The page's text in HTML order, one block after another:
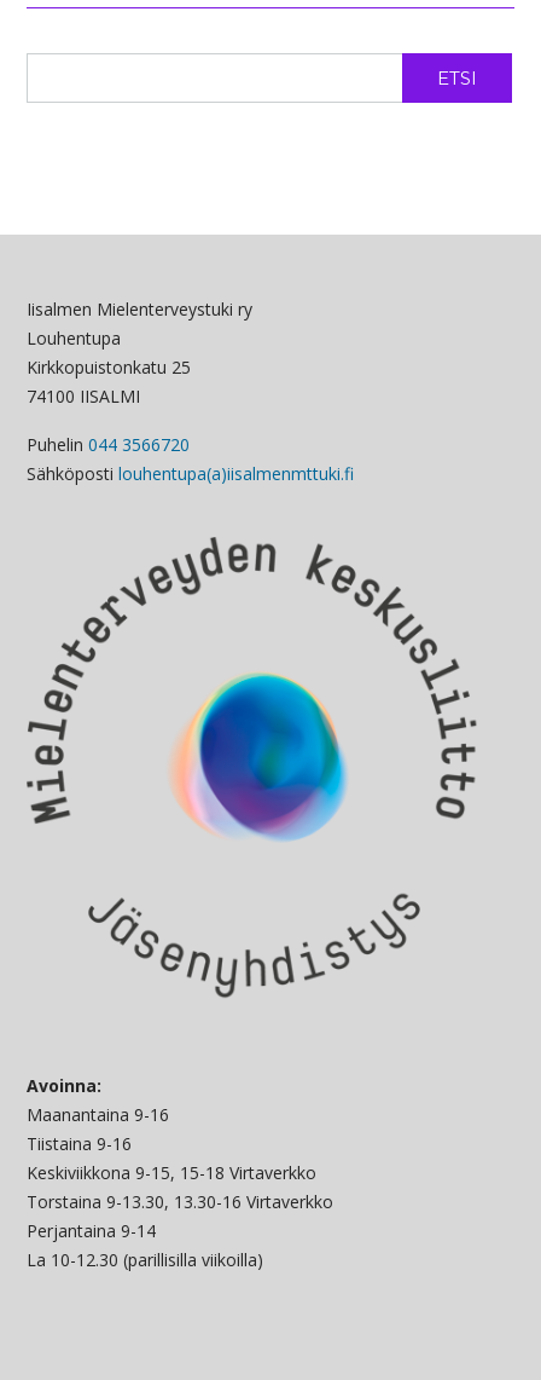
ETSI
Iisalmen Mielenterveystuki ry
Louhentupa
Kirkkopuistonkatu 25
74100 IISALMI
Puhelin 044 3566720
Sähköposti louhentupa(a)iisalmenmttuki.fi
Avoinna:
Maanantaina 9-16
Tiistaina 9-16
Keskiviikkona 9-15, 15-18 Virtaverkko
Torstaina 9-13.30, 13.30-16 Virtaverkko
Perjantaina 9-14
La 10-12.30 (parillisilla viikoilla)